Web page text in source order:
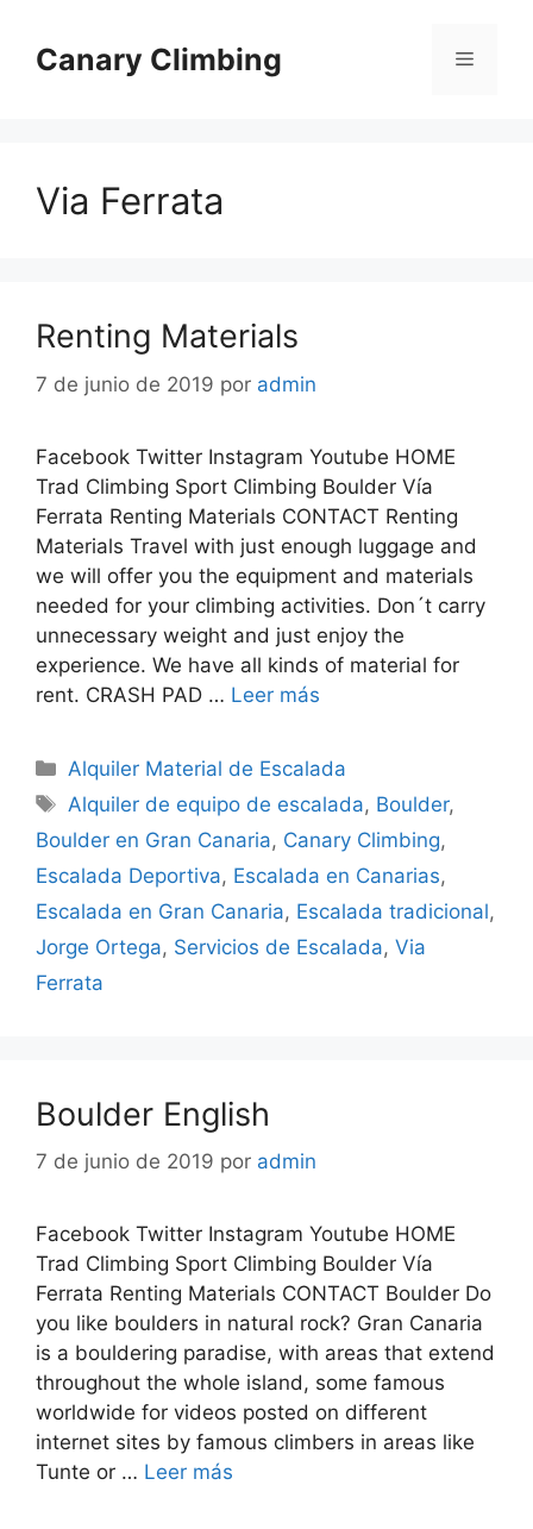
Canary Climbing
Via Ferrata
Renting Materials
7 de junio de 2019 por admin
Facebook Twitter Instagram Youtube HOME
Trad Climbing Sport Climbing Boulder Vía
Ferrata Renting Materials CONTACT Renting
Materials Travel with just enough luggage and
we will offer you the equipment and materials
needed for your climbing activities. Don´t carry
unnecessary weight and just enjoy the
experience. We have all kinds of material for
rent. CRASH PAD … Leer más
Alquiler Material de Escalada
Alquiler de equipo de escalada, Boulder,
Boulder en Gran Canaria, Canary Climbing,
Escalada Deportiva, Escalada en Canarias,
Escalada en Gran Canaria, Escalada tradicional,
Jorge Ortega, Servicios de Escalada, Via
Ferrata
Boulder English
7 de junio de 2019 por admin
Facebook Twitter Instagram Youtube HOME
Trad Climbing Sport Climbing Boulder Vía
Ferrata Renting Materials CONTACT Boulder Do
you like boulders in natural rock? Gran Canaria
is a bouldering paradise, with areas that extend
throughout the whole island, some famous
worldwide for videos posted on different
internet sites by famous climbers in areas like
Tunte or … Leer más